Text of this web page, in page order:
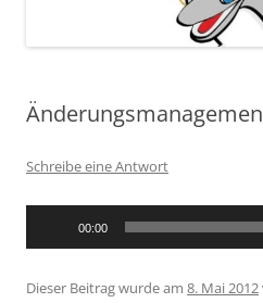
Schreibe eine Antwort
00:00
Dieser Beitrag wurde am 8. Mai 2012